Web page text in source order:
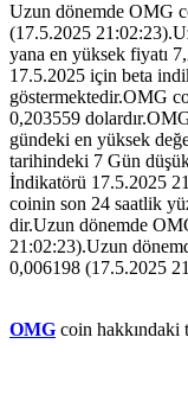
Uzun dönemde OMG
(17.5.2025
yana en yüksek fiyatı
17.5.2025 için beta
göstermektedir.OMG
0,203559
gündeki en yüksek
tarihindeki 7 Gün
İndikatörü 17.5.2025
coinin son 24 saatlik
dir.Uzun dönemde
21:02:23).Uzun
0,006198 (17.5.2025
OMG coin hakkındaki